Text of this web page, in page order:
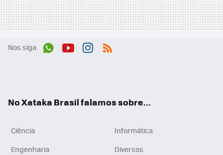
Nos siga
No Xataka Brasil falamos sobre...
Ciência
Informática
Engenharia
Diversos